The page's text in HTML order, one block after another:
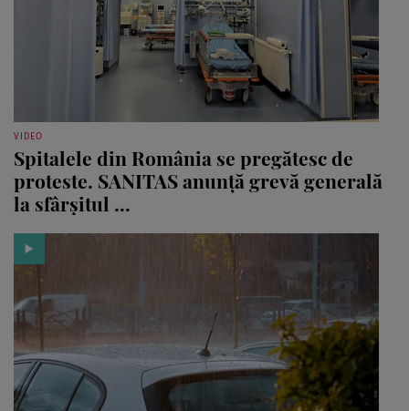
VIDEO
Spitalele din România se pregătesc de
proteste. SANITAS anunță grevă generală
la sfârșitul ...